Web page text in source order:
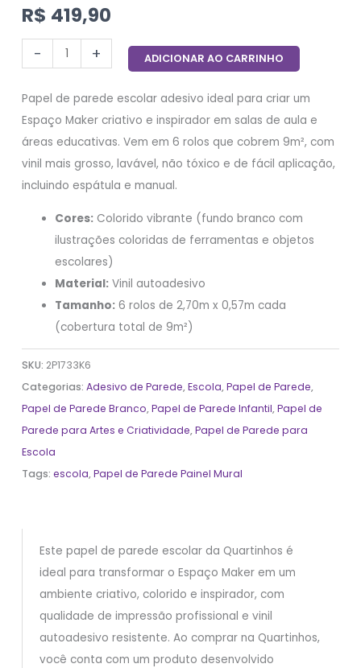
R$ 419,90
- + ADICIONAR AO CARRINHO
Papel de parede escolar adesivo ideal para criar um
Espaço Maker criativo e inspirador em salas de aula e
áreas educativas. Vem em 6 rolos que cobrem 9m², com
vinil mais grosso, lavável, não tóxico e de fácil aplicação,
incluindo espátula e manual.
Cores: Colorido vibrante (fundo branco com
ilustrações coloridas de ferramentas e objetos
escolares)
Material: Vinil autoadesivo
Tamanho: 6 rolos de 2,70m x 0,57m cada
(cobertura total de 9m²)
SKU: 2P1733K6
Categorias:Adesivo de Parede,Escola,Papel de Parede,
Papel de Parede Branco,Papel de Parede Infantil,Papel de
Parede para Artes e Criatividade,Papel de Parede para
Escola
Tags:escola,Papel de Parede Painel Mural
Este papel de parede escolar da Quartinhos é
ideal para transformar o Espaço Maker em um
ambiente criativo, colorido e inspirador, com
qualidade de impressão profissional e vinil
autoadesivo resistente. Ao comprar na Quartinhos,
você conta com um produto desenvolvido